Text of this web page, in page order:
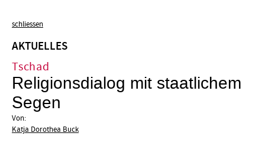
schliessen
AKTUELLES
Tschad
Religionsdialog mit staatlichem
Segen
Von:
Katja Dorothea Buck